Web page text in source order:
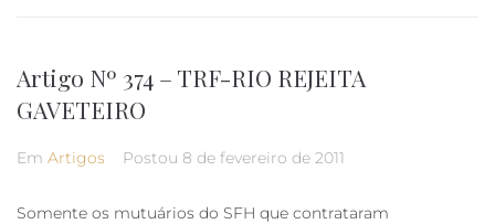
Artigo Nº 374 – TRF-RIO REJEITA
GAVETEIRO
Em Artigos Postou 8 de fevereiro de 2011
Somente os mutuários do SFH que contrataram